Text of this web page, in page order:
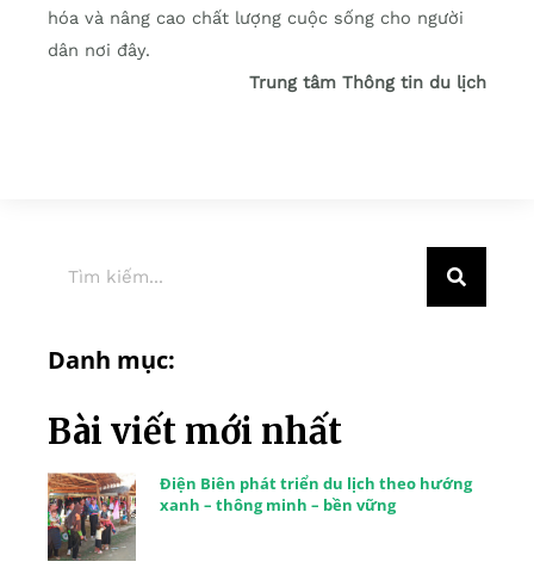
hóa và nâng cao chất lượng cuộc sống cho người
dân nơi đây.
Trung tâm Thông tin du lịch
Danh mục:
Bài viết mới nhất
Điện Biên phát triển du lịch theo hướng
xanh – thông minh – bền vững